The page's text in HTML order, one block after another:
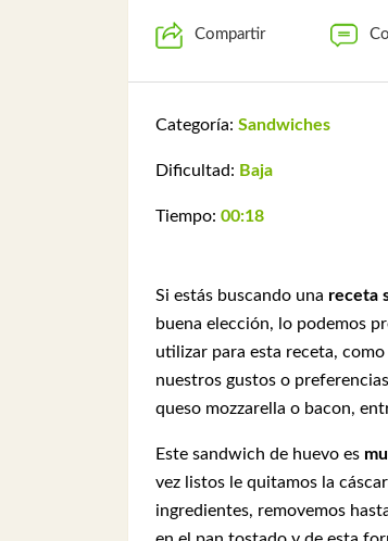
Compartir
Categoría: Sandwiches
Dificultad: Baja
Tiempo: 00:18
Si estás buscando una receta
buena elección, lo podemos
utilizar para esta receta,
nuestros gustos o
queso mozzarella o bacon,
Este sandwich de huevo es
vez listos le quitamos la
ingredientes, removemos